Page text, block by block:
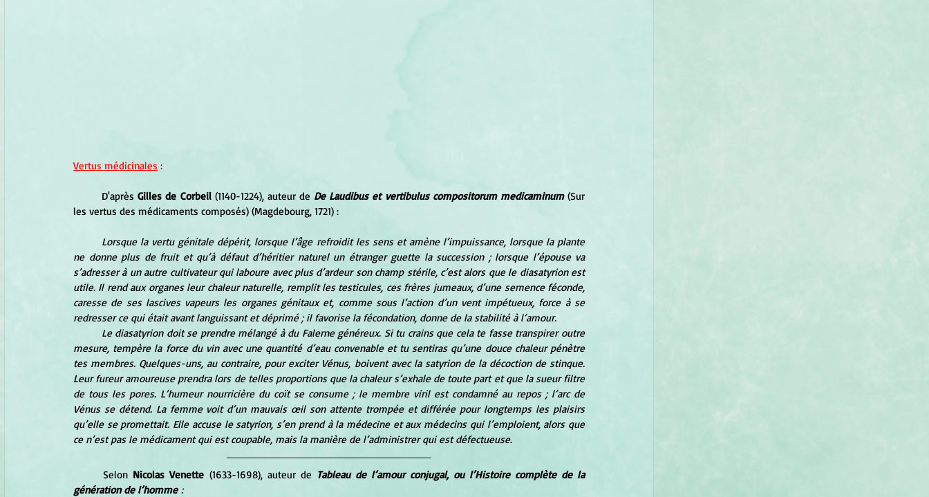
Vertus médicinales :
	D'après
Gilles de Corbeil (1140-1224), auteur de De Laudibus et vertibulus compositorum medicaminum (Sur
les vertus des médicaments composés) (Magdebourg, 1721) :
Lorsque la vertu génitale dépérit, lorsque l’âge refroidit les sens et amène l’impuissance, lorsque la plante
ne donne plus de fruit et qu’à défaut d’héritier naturel un étranger guette la succession ; lorsque l’épouse va
s’adresser à un autre cultivateur qui laboure avec plus d’ardeur son champ stérile, c’est alors que le diasatyrion est
utile. Il rend aux organes leur chaleur naturelle, remplit les testicules, ces frères jumeaux, d’une semence féconde,
caresse de ses lascives vapeurs les organes génitaux et, comme sous l’action d’un vent impétueux, force à se
redresser ce qui était avant languissant et déprimé ; il favorise la fécondation, donne de la stabilité à l’amour.
Le diasatyrion doit se prendre mélangé à du Falerne généreux. Si tu crains que cela te fasse transpirer outre
mesure, tempère la force du vin avec une quantité d’eau convenable et tu sentiras qu’une douce chaleur pénètre
tes membres. Quelques-uns, au contraire, pour exciter Vénus, boivent avec la satyrion de la décoction de stinque.
Leur fureur amoureuse prendra lors de telles proportions que la chaleur s’exhale de toute part et que la sueur filtre
de tous les pores. L’humeur nourricière du coït se consume ; le membre viril est condamné au repos ; l’arc de
Vénus se détend. La femme voit d’un mauvais œil son attente trompée et différée pour longtemps les plaisirs
qu’elle se promettait. Elle accuse le satyrion, s’en prend à la médecine et aux médecins qui l’emploient, alors que
ce n’est pas le médicament qui est coupable, mais la manière de l’administrer qui est défectueuse.
	Selon
Nicolas Venette (1633-1698), auteur de Tableau de l’amour conjugal, ou l’Histoire complète de la
génération de l’homme :